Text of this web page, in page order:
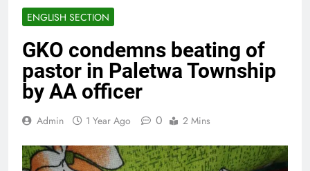
ENGLISH SECTION
GKO condemns beating of
pastor in Paletwa Township
by AA officer
Admin 1 Year Ago 0 2 Mins